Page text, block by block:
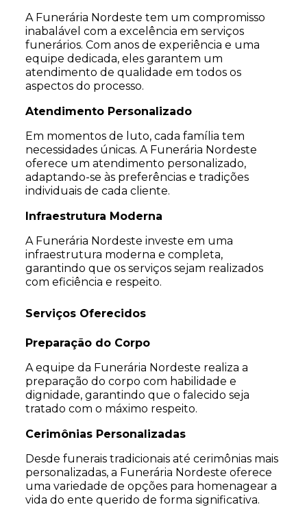
A Funerária Nordeste tem um compromisso
inabalável com a excelência em serviços
funerários. Com anos de experiência e uma
equipe dedicada, eles garantem um
atendimento de qualidade em todos os
aspectos do processo.
Atendimento Personalizado
Em momentos de luto, cada família tem
necessidades únicas. A Funerária Nordeste
oferece um atendimento personalizado,
adaptando-se às preferências e tradições
individuais de cada cliente.
Infraestrutura Moderna
A Funerária Nordeste investe em uma
infraestrutura moderna e completa,
garantindo que os serviços sejam realizados
com eficiência e respeito.
Serviços Oferecidos
Preparação do Corpo
A equipe da Funerária Nordeste realiza a
preparação do corpo com habilidade e
dignidade, garantindo que o falecido seja
tratado com o máximo respeito.
Cerimônias Personalizadas
Desde funerais tradicionais até cerimônias mais
personalizadas, a Funerária Nordeste oferece
uma variedade de opções para homenagear a
vida do ente querido de forma significativa.